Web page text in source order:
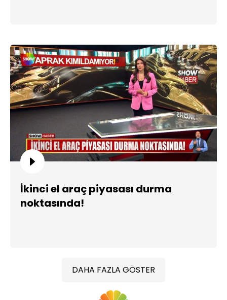
İkinci el araç piyasası durma
noktasında!
DAHA FAZLA GÖSTER